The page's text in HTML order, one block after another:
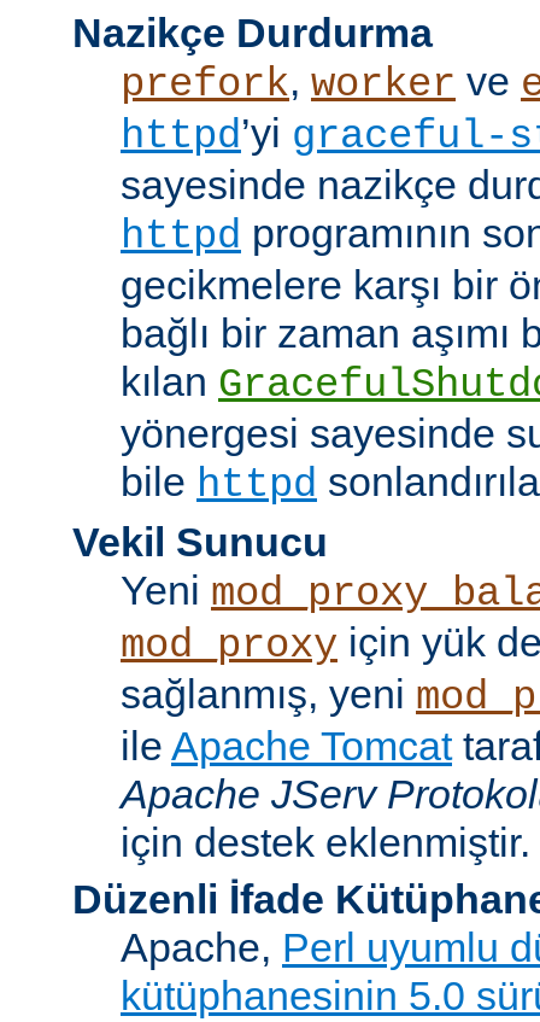
Nazikçe Durdurma
prefork, worker ve
httpd’yi graceful-
sayesinde nazikçe
httpd programının
gecikmelere karşı bir
bağlı bir zaman
kılan
yönergesi sayesinde
bile httpd
Vekil Sunucu
Yeni
mod_proxy için yük
sağlanmış, yeni
ile Apache Tomcat
Apache JServ
için destek eklenmiştir.
Düzenli İfade
Apache, Perl uyumlu
kütüphanesinin 5.0